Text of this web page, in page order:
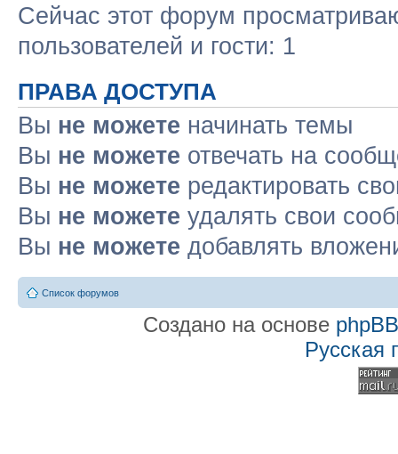
Сейчас этот форум
пользователей и гости: 1
ПРАВА ДОСТУПА
Вы не можете начинать темы
Вы не можете отвечать на
Вы не можете редактировать
Вы не можете удалять свои
Вы не можете добавлять
Список форумов
Создано на основе phpBB
Русская